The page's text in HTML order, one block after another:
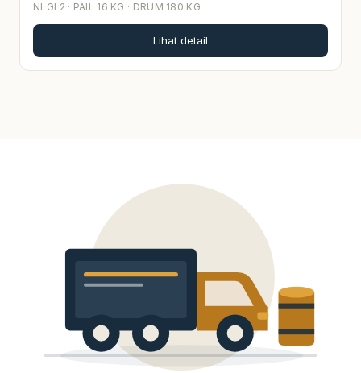
NLGI 2 · PAIL 16 KG · DRUM 180 KG
Lihat detail